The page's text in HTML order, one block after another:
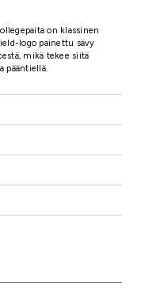
on klassinen
logo painettu sävy
mikä tekee siitä
pääntiellä.